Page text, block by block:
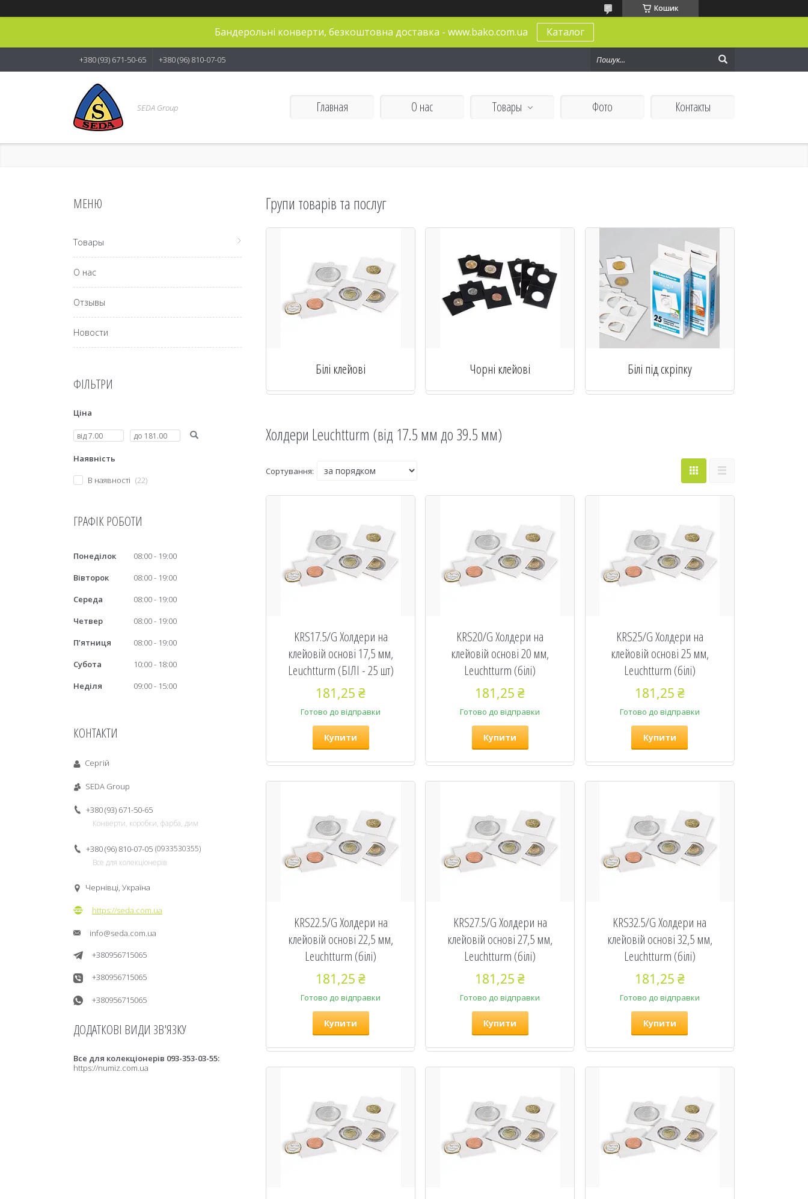
Кошик
Бандерольні конверти, безкоштовна доставка - www.bako.com.ua Каталог
+380 (93) 671-50-65 +380 (96) 810-07-05
SEDA Group Главная О нас Товары Фото Контакты
Групи товарів та послуг
Білі клейові Чорні клейові Білі під скріпку
Холдери Leuchtturm (від 17.5 мм до 39.5 мм)
KRS17.5/G Холдери на
клейовій основі 17,5 мм,
Leuchtturm (БІЛІ - 25 шт)
181,25 ₴
Готово до відправки
Купити
KRS20/G Холдери на
клейовій основі 20 мм,
Leuchtturm (білі)
181,25 ₴
Готово до відправки
Купити
KRS25/G Холдери на
клейовій основі 25 мм,
Leuchtturm (білі)
181,25 ₴
Готово до відправки
Купити
KRS22.5/G Холдери на
клейовій основі 22,5 мм,
Leuchtturm (білі)
181,25 ₴
Готово до відправки
Купити
KRS27.5/G Холдери на
клейовій основі 27,5 мм,
Leuchtturm (білі)
181,25 ₴
Готово до відправки
Купити
KRS32.5/G Холдери на
клейовій основі 32,5 мм,
Leuchtturm (білі)
181,25 ₴
Готово до відправки
Купити
Товары
О нас
Отзывы
Новости
ФІЛЬТРИ
Ціна
Наявність
В наявності
22
ГРАФІК РОБОТИ
Понеділок 08:00
19:00
Вівторок
08:00
19:00
Середа
08:00
19:00
Четвер
08:00
19:00
Пʼятниця
08:00
19:00
Субота
10:00
18:00
Неділя
09:00 15:00
КОНТАКТИ
Сергій
SEDA Group
+380 (93) 671-50-65
Конверти, коробки, фарба, дим
+380 (96) 810-07-05 0933530355
Все для колекціонерів
Чернівці, Україна
https://seda.com.ua
info@seda.com.ua
+380956715065
+380956715065
+380956715065
Все для колекціонерів 093-353-03-55
https://numiz.com.ua